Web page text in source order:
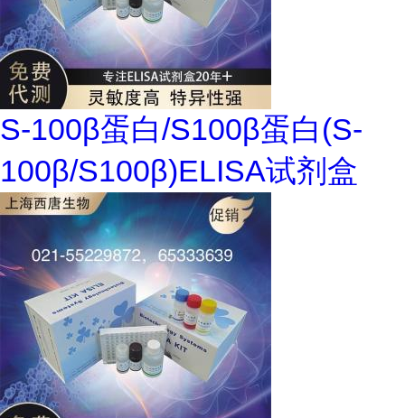
S-100β蛋白/S100β蛋白(S-
100β/S100β)ELISA试剂盒